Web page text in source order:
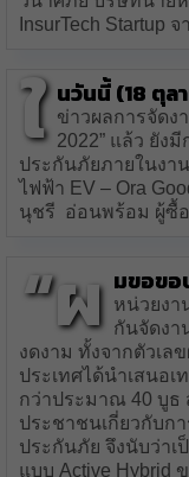
InsurTech Startup
ใ นวันนี้ (18 ตุล
ข่าวผลการจัดง
2022” แล้ว ยั
ประกันภัยภายในงา
ไฟฟ้า EV – Ora
นุชรี อ่อนพร้อม ผู้ซื้
“ผ มขอขอ
หน่วยงา
กันจัดงา
งดงาม ทั้งจากตัวเล
ประเทศได้นำเสนอ
กว่าประมาณ 40 บูธ
ประชาชนเกี่ยวกับก
ประกันภัย จึงนับว่า
แบบ Active Hybrid